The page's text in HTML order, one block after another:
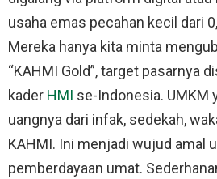
usaha emas pecahan kecil dari
Mereka hanya kita minta
“KAHMI Gold”, target pasarnya
kader HMI se-Indonesia. UMKM
uangnya dari infak, sedekah,
KAHMI. Ini menjadi wujud amal
pemberdayaan umat.